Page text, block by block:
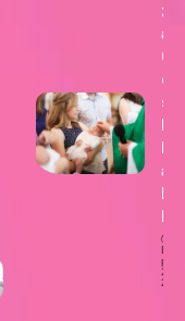
a
dla
29